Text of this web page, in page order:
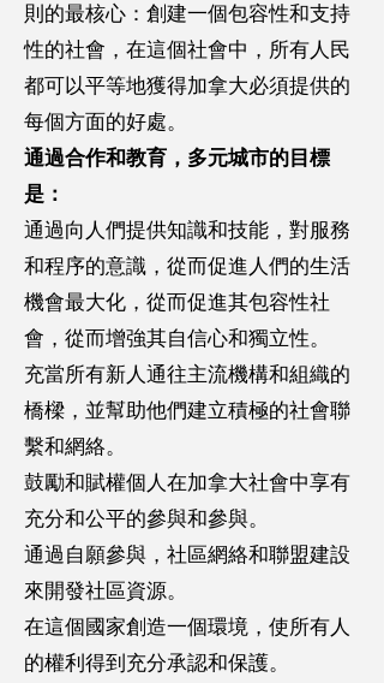
則的最核心：創建一個包容性和支持
性的社會，在這個社會中，所有人民
都可以平等地獲得加拿大必須提供的
每個方面的好處。
通過合作和教育，多元城市的目標
是：
通過向人們提供知識和技能，對服務
和程序的意識，從而促進人們的生活
機會最大化，從而促進其包容性社
會，從而增強其自信心和獨立性。
充當所有新人通往主流機構和組織的
橋樑，並幫助他們建立積極的社會聯
繫和網絡。
鼓勵和賦權個人在加拿大社會中享有
充分和公平的參與和參與。
通過自願參與，社區網絡和聯盟建設
來開發社區資源。
在這個國家創造一個環境，​​使所有人
的權利得到充分承認和保護。